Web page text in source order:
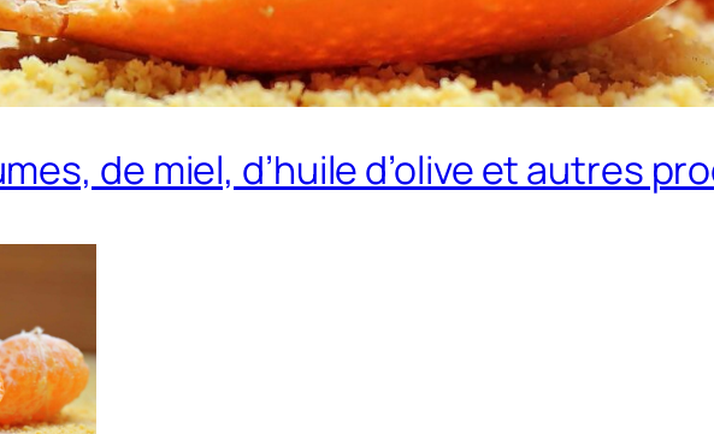
de miel, d’huile d’olive et autres